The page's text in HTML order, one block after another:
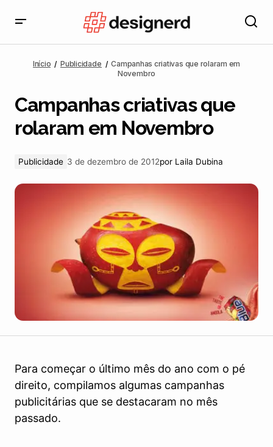
Início Publicidade
Campanhas criativas que rolaram em
Novembro
Campanhas criativas que
rolaram em Novembro
Publicidade 3 de dezembro de 2012por Laila Dubina
Para começar o último mês do ano com o pé
direito, compilamos algumas campanhas
publicitárias que se destacaram no mês
passado.